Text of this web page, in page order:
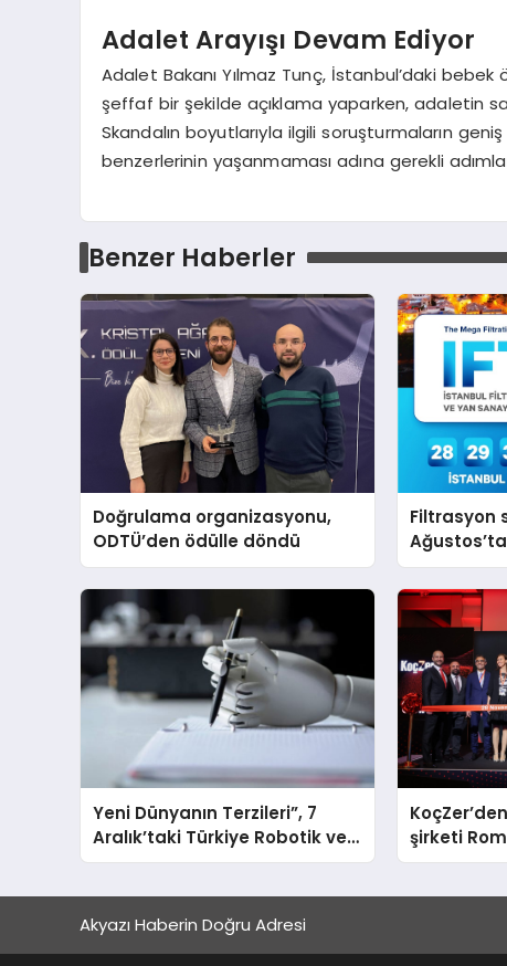
Adalet Arayışı Devam Ediyor
Adalet Bakanı Yılmaz Tunç, İstanbul’daki
şeffaf bir şekilde açıklama yaparken, adaletin
Skandalın boyutlarıyla ilgili soruşturmaların
benzerlerinin yaşanmaması adına gerekli
Benzer Haberler
Doğrulama organizasyonu,
ODTÜ’den ödülle döndü
Filtrasyon
Ağustos’ta
buluşacak
Yeni Dünyanın Terzileri”, 7
Aralık’taki Türkiye Robotik ve
Otomasyon Zirvesi’nde,
şirketi
Akyazı Haberin Doğru Adresi